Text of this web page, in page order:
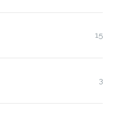
15
3